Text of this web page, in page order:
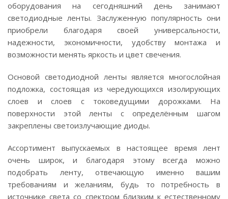
оборудования на сегодняшний день занимают
светодиодные ленты. Заслуженную популярность они
приобрели благодаря своей универсальности,
надежности, экономичности, удобству монтажа и
возможности менять яркость и цвет свечения.
Основой светодиодной ленты является многослойная
подложка, состоящая из чередующихся изолирующих
слоев и слоев с токоведущими дорожками. На
поверхности этой ленты с определённым шагом
закреплены светоизлучающие диоды.
Ассортимент выпускаемых в настоящее время лент
очень широк, и благодаря этому всегда можно
подобрать ленту, отвечающую именно вашим
требованиям и желаниям, будь то потребность в
источнике света со спектром близким к естественному